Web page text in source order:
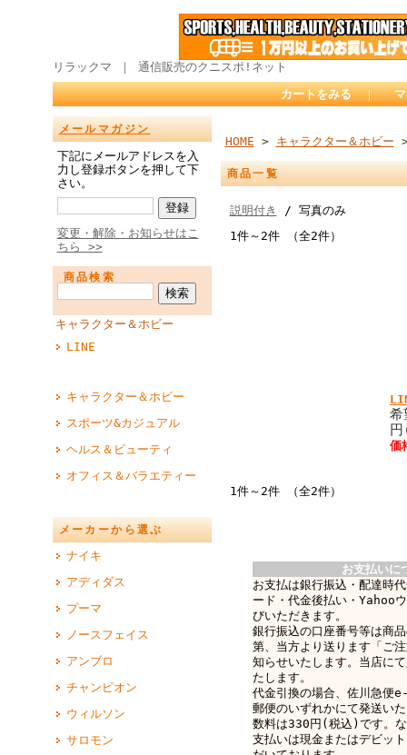
リラックマ ｜ 通信販売のクニスポ!ネット
カートをみる ｜
メールマガジン
下記にメールアドレスを入
力し登録ボタンを押して下
さい。
変更・解除・お知らせはこ
ちら >>
商品検索
キャラクター＆ホビー
LINE
キャラクター＆ホビー
スポーツ&カジュアル
ヘルス＆ビューティ
オフィス＆バラエティー
メーカーから選ぶ
ナイキ
アディダス
プーマ
ノースフェイス
アンブロ
チャンピオン
ウィルソン
サロモン
HOME > キャラクター＆ホビー
商品一覧
説明付き
/ 写真のみ
1件～2件 （全2件）
価
1件～2件 （全2件）
お支払いに
お支払は銀行振込・配達時
ード・代金後払い・Yahoo
びいただきます。
銀行振込の口座番号等は商
第、当方より送ります「ご
知らせいたします。当店に
たします。
代金引換の場合、佐川急
郵便のいずれかにて発送い
数料は330円(税込)です
支払いは現金またはデビッ